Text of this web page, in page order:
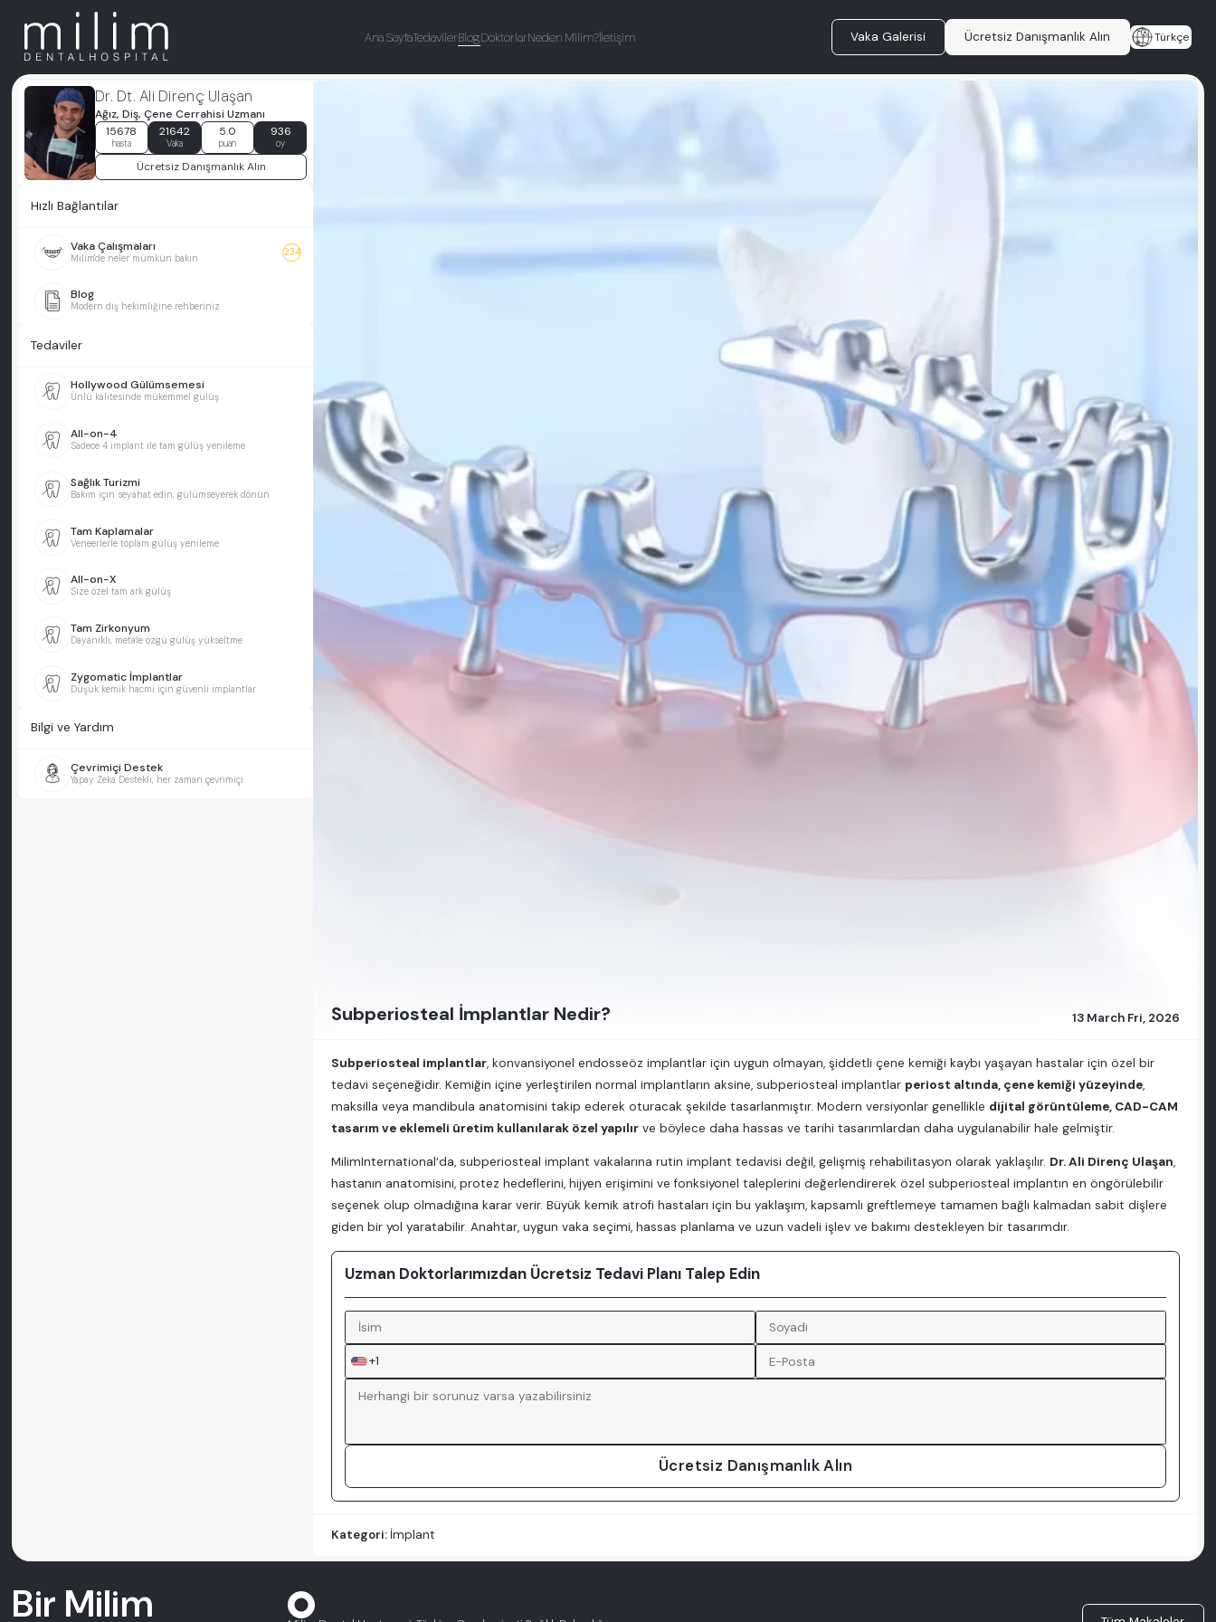
Ana SayfaTedavilerBlogDoktorlarNeden Milim?İletişim Vaka Galerisi Ücretsiz Danışmanlık Alın Türkçe
Dr. Dt. Ali Direnç Ulaşan
Ağız, Diş, Çene Cerrahisi Uzmanı
15678
hasta
21642
Vaka
5.0
puan
936
oy
Ücretsiz Danışmanlık Alın
Hızlı Bağlantılar
Vaka Çalışmaları
Milim'de neler mümkün bakın 234
Blog
Modern diş hekimliğine rehberiniz
Tedaviler
Hollywood Gülümsemesi
Ünlü kalitesinde mükemmel gülüş
All-on-4
Sadece 4 implant ile tam gülüş yenileme
Sağlık Turizmi
Bakım için seyahat edin, gülümseyerek dönün
Tam Kaplamalar
Veneerlerle toplam gülüş yenileme
All-on-X
Size özel tam ark gülüş
Tam Zirkonyum
Dayanıklı, metale özgü gülüş yükseltme
Zygomatic İmplantlar
Düşük kemik hacmi için güvenli implantlar
Bilgi ve Yardım
Çevrimiçi Destek
Yapay Zeka Destekli, her zaman çevrimiçi
Subperiosteal İmplantlar Nedir? 13 March Fri, 2026
Subperiosteal implantlar, konvansiyonel endosseöz implantlar için uygun olmayan, şiddetli çene kemiği kaybı yaşayan hastalar için özel bir
tedavi seçeneğidir. Kemiğin içine yerleştirilen normal implantların aksine, subperiosteal implantlar periost altında, çene kemiği yüzeyinde,
maksilla veya mandibula anatomisini takip ederek oturacak şekilde tasarlanmıştır. Modern versiyonlar genellikle dijital görüntüleme, CAD-CAM
tasarım ve eklemeli üretim kullanılarak özel yapılır ve böylece daha hassas ve tarihi tasarımlardan daha uygulanabilir hale gelmiştir.
MilimInternational’da, subperiosteal implant vakalarına rutin implant tedavisi değil, gelişmiş rehabilitasyon olarak yaklaşılır. Dr. Ali Direnç Ulaşan,
hastanın anatomisini, protez hedeflerini, hijyen erişimini ve fonksiyonel taleplerini değerlendirerek özel subperiosteal implantın en öngörülebilir
seçenek olup olmadığına karar verir. Büyük kemik atrofi hastaları için bu yaklaşım, kapsamlı greftlemeye tamamen bağlı kalmadan sabit dişlere
giden bir yol yaratabilir. Anahtar, uygun vaka seçimi, hassas planlama ve uzun vadeli işlev ve bakımı destekleyen bir tasarımdır.
Uzman Doktorlarımızdan Ücretsiz Tedavi Planı Talep Edin
+1
Ücretsiz Danışmanlık Alın
Kategori: İmplant
Bir Milim